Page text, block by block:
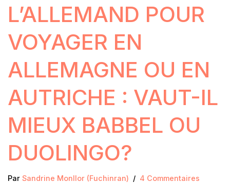
L’ALLEMAND POUR
VOYAGER EN
ALLEMAGNE OU EN
AUTRICHE : VAUT-IL
MIEUX BABBEL OU
DUOLINGO?
Par Sandrine Monllor (Fuchinran) 4 Commentaires